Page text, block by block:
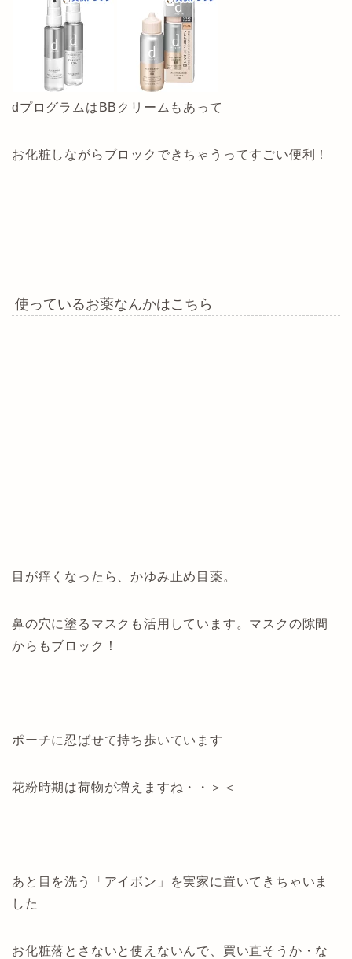
dプログラムはBBクリームもあって
お化粧しながらブロックできちゃうってすごい便利！
使っているお薬なんかはこちら
目が痒くなったら、かゆみ止め目薬。
鼻の穴に塗るマスクも活用しています。マスクの隙間
からもブロック！
ポーチに忍ばせて持ち歩いています
花粉時期は荷物が増えますね・・＞＜
あと目を洗う「アイボン」を実家に置いてきちゃいま
した
お化粧落とさないと使えないんで、買い直そうか・な